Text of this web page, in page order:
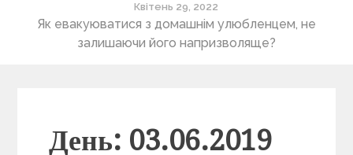
Квітень 29, 2022
Як евакуюватися з домашнім улюбленцем, не
залишаючи його напризволяще?
День: 03.06.2019